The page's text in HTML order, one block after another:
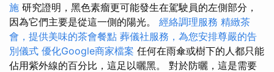
施 研究證明，黑色素瘤更可能發生在駕駛員的左側部分，
因為它們主要是從這一側的陽光。 經絡調理服務 精緻茶
會，提供美味的茶會餐點 葬儀社服務，為您安排尊嚴的告
別儀式 優化Google商家檔案 任何在雨傘或樹下的人都只能
佔用紫外線的百分比，這足以曬黑。 對於防曬，這是需要